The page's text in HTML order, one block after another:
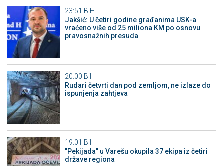
23:51 BiH
Jakšić: U četiri godine građanima USK-a
vraćeno više od 25 miliona KM po osnovu
pravosnažnih presuda
20:00 BiH
Rudari četvrti dan pod zemljom, ne izlaze do
ispunjenja zahtjeva
19:01 BiH
"Pekijada" u Varešu okupila 37 ekipa iz četiri
države regiona